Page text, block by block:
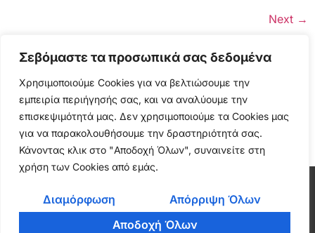
Σεβόμαστε τα προσωπικά σας δεδομένα
Χρησιμοποιούμε Cookies για να βελτιώσουμε την
εμπειρία περιήγησής σας, και να αναλύουμε την
επισκεψιμότητά μας. Δεν χρησιμοποιούμε τα Cookies μας
για να παρακολουθήσουμε την δραστηριότητά σας.
Κάνοντας κλικ στο "Αποδοχή Όλων", συναινείτε στη
χρήση των Cookies από εμάς.
Διαμόρφωση
Απόρριψη Όλων
Αποδοχή Όλων
Next →